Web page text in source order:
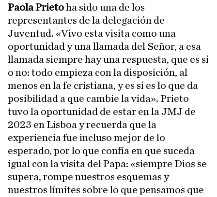
Paola Prietoha sido una de los
representantes de la delegación de
Juventud. «Vivo esta visita como una
oportunidad y una llamada del Señor, a esa
llamada siempre hay una respuesta, que es sí
o no: todo empieza con la disposición, al
menos en la fe cristiana, y es sí es lo que da
posibilidad a que cambie la vida». Prieto
tuvo la oportunidad de estar en la JMJ de
2023 en Lisboa y recuerda que la
experiencia fue incluso mejor de lo
esperado, por lo que confía en que suceda
igual con la visita del Papa: «siempre Dios se
supera, rompe nuestros esquemas y
nuestros límites sobre lo que pensamos que